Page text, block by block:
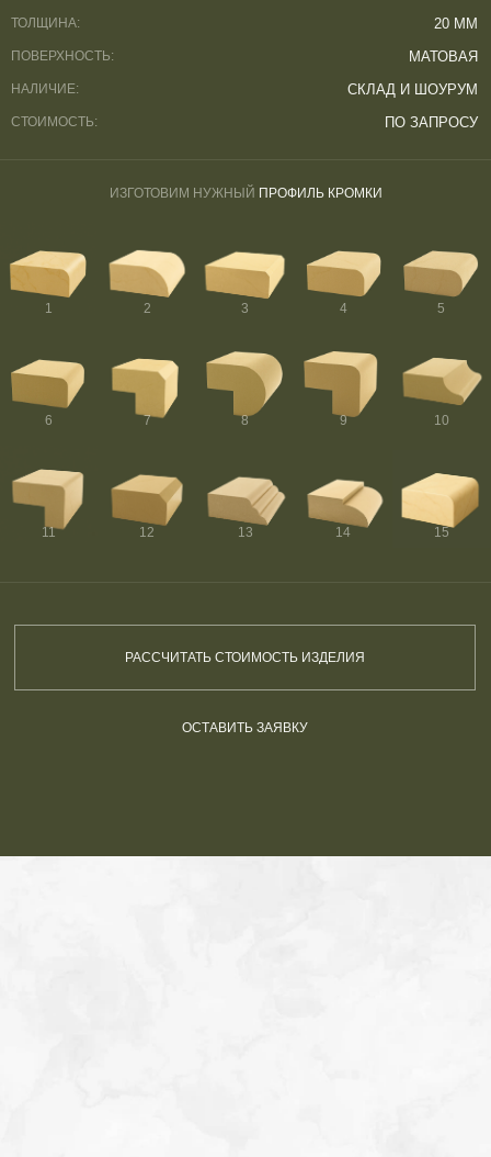
ТОЛЩИНА:
20 ММ
МАТОВАЯ
ПОВЕРХНОСТЬ:
НАЛИЧИЕ:
СКЛАД И ШОУРУМ
ПО ЗАПРОСУ
СТОИМОСТЬ:
1 2 4
3 5
10
9
8
7
6
11 12 13 14 15
ИЗГОТОВИМ НУЖНЫЙ ПРОФИЛЬ КРОМКИ
РАССЧИТАТЬ СТОИМОСТЬ ИЗДЕЛИЯ
ОСТАВИТЬ ЗАЯВКУ